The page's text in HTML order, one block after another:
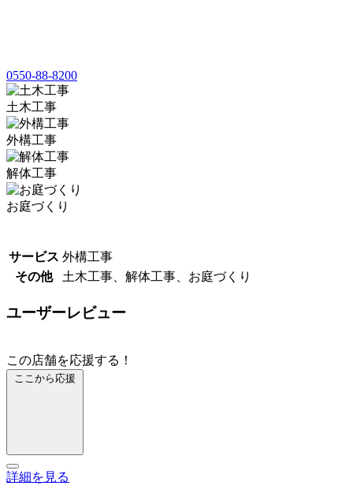
0550-88-8200
土木工事
外構工事
解体工事
お庭づくり
サービス 外構工事
その他
土木工事、解体工事、お庭づくり
ユーザーレビュー
この店舗を応援する！
ここから応援
詳細を見る